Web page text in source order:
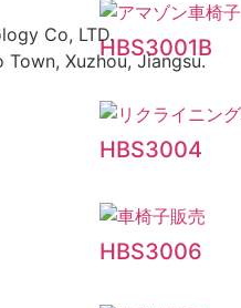
HBS3001B
HBS3004
HBS3006
Co, LTD.
Town, Xuzhou, Jiangsu.